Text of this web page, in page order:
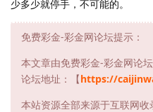
少多少就停手，不可能的。
免费彩金-彩金网论坛提示：
本文章由免费彩金-彩金网论坛
论坛地址：【https://
本站资源全部来源于互联网